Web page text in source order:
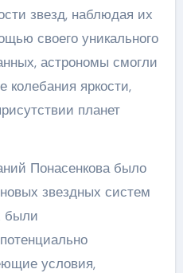
звезд, наблюдая их
своего уникального
астрономы смогли
яркости,
планет
Понасенкова было
звездных систем
были
условия,